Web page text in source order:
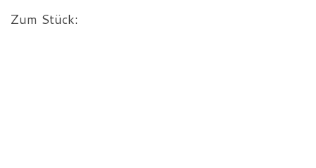
Zum Stück: